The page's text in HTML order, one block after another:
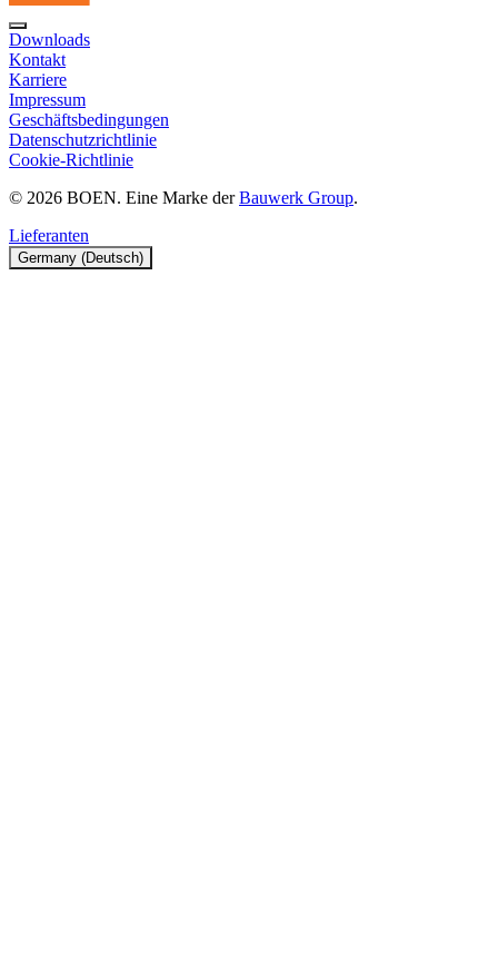
Downloads
Kontakt
Karriere
Impressum
Geschäftsbedingungen
Datenschutzrichtlinie
Cookie-Richtlinie
© 2026 BOEN. Eine Marke derBauwerk Group.
Lieferanten
Germany (Deutsch)